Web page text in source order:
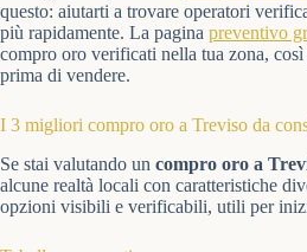
questo: aiutarti a trovare operatori
più rapidamente. La pagina preventivo
compro oro verificati nella tua zona,
prima di vendere.
I 3 migliori compro oro a Treviso da
Se stai valutando un compro oro a
alcune realtà locali con caratteristiche
opzioni visibili e verificabili, utili per